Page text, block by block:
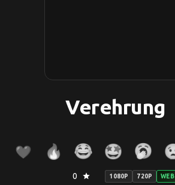
Verehrung
0 star 1080P 720P WEB